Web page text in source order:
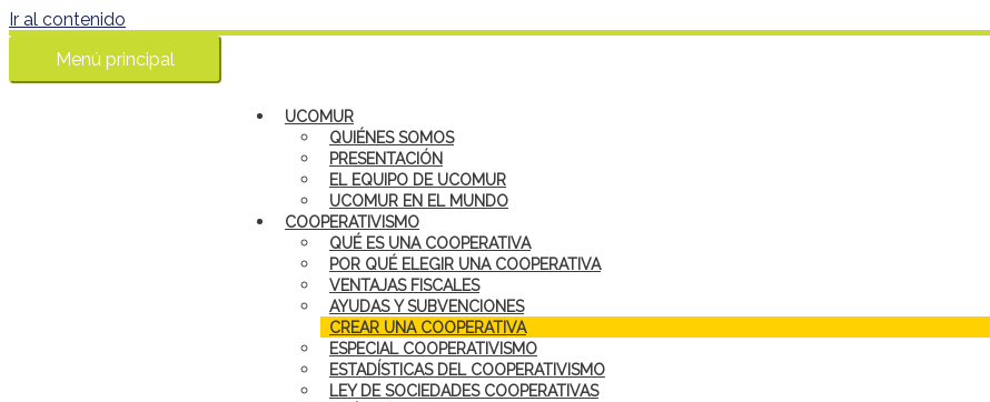
Ir al contenido
Menú principal
UCOMUR
QUIÉNES SOMOS
PRESENTACIÓN
EL EQUIPO DE UCOMUR
UCOMUR EN EL MUNDO
COOPERATIVISMO
QUÉ ES UNA COOPERATIVA
POR QUÉ ELEGIR UNA COOPERATIVA
VENTAJAS FISCALES
AYUDAS Y SUBVENCIONES
CREAR UNA COOPERATIVA
ESPECIAL COOPERATIVISMO
ESTADÍSTICAS DEL COOPERATIVISMO
LEY DE SOCIEDADES COOPERATIVAS